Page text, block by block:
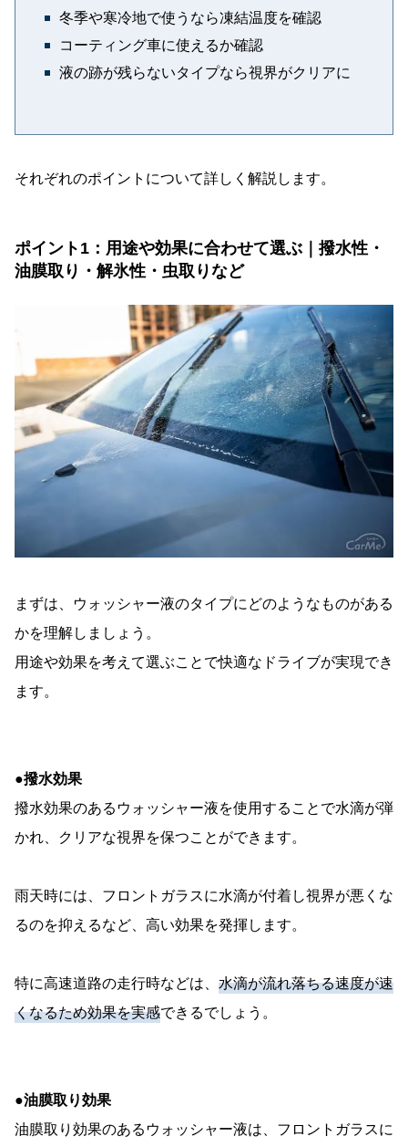
冬季や寒冷地で使うなら凍結温度を確認
コーティング車に使えるか確認
液の跡が残らないタイプなら視界がクリアに
それぞれのポイントについて詳しく解説します。
ポイント1：用途や効果に合わせて選ぶ｜撥水性・
油膜取り・解氷性・虫取りなど
まずは、ウォッシャー液のタイプにどのようなものがある
かを理解しましょう。
用途や効果を考えて選ぶことで快適なドライブが実現でき
ます。
●撥水効果
撥水効果のあるウォッシャー液を使用することで水滴が弾
かれ、クリアな視界を保つことができます。
雨天時には、フロントガラスに水滴が付着し視界が悪くな
るのを抑えるなど、高い効果を発揮します。
特に高速道路の走行時などは、 水滴が流れ落ちる速度が速
くなるため効果を実感できるでしょう。
●油膜取り効果
油膜取り効果のあるウォッシャー液は、フロントガラスに